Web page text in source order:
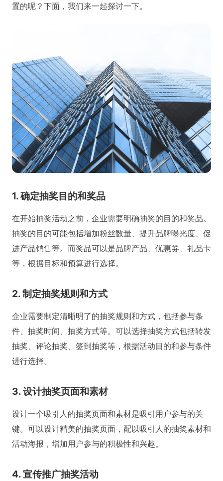
置的呢？下面，我们来一起探讨一下。
1. 确定抽奖目的和奖品
在开始抽奖活动之前，企业需要明确抽奖的目的和奖品。
抽奖的目的可能包括增加粉丝数量、提升品牌曝光度、促
进产品销售等。而奖品可以是品牌产品、优惠券、礼品卡
等，根据目标和预算进行选择。
2. 制定抽奖规则和方式
企业需要制定清晰明了的抽奖规则和方式，包括参与条
件、抽奖时间、抽奖方式等。可以选择抽奖方式包括转发
抽奖、评论抽奖、签到抽奖等，根据活动目的和参与条件
进行选择。
3. 设计抽奖页面和素材
设计一个吸引人的抽奖页面和素材是吸引用户参与的关
键。可以设计精美的抽奖页面，配以吸引人的抽奖素材和
活动海报，增加用户参与的积极性和兴趣。
4. 宣传推广抽奖活动